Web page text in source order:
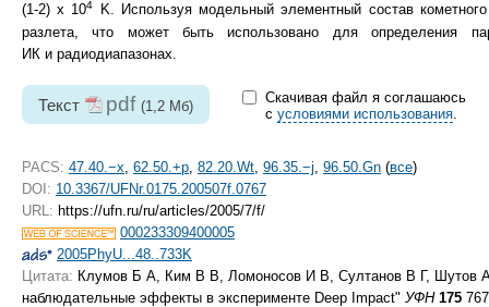
(1-2) x 104
K. Используя модельный элементный состав
разлета, что может быть использовано для определения
ИК и радиодиапазонах.
Текст pdf (1,2 Мб)
Скачивая файл я соглашаюсь
с условиями использования.
PACS: 47.40.−x 62.50.+p 82.20.Wt 96.35.−j 96.50.Gn (все)
DOI: 10.3367/UFNr.0175.200507f.0767
URL: https://ufn.ru/ru/articles/2005/7/f/
000233309400005
2005PhyU...48..733K
Цитата: Клумов Б А, Ким В В, Ломоносов И В, Султанов В Г, Шутов
наблюдательные эффекты в эксперименте Deep Impact" УФН 175